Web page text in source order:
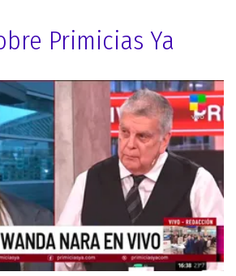
Primicias Ya